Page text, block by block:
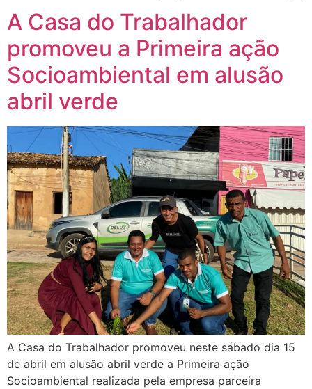
A Casa do Trabalhador
promoveu a Primeira ação
Socioambiental em alusão
abril verde
A Casa do Trabalhador promoveu neste sábado dia 15
de abril em alusão abril verde a Primeira ação
Socioambiental realizada pela empresa parceira